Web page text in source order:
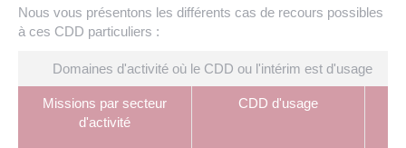
Nous vous présentons les différents cas de recours possibles
à ces CDD particuliers :
Domaines d'activité où le CDD ou l'intérim est d'usage
Missions par secteur
d'activité
CDD d'usage